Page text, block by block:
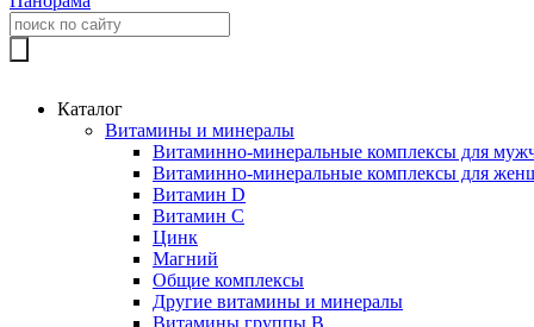
Каталог
Витамины и минералы
Витаминно-минеральные комплексы для
Витаминно-минеральные комплексы для
Витамин D
Витамин C
Цинк
Магний
Общие комплексы
Другие витамины и минералы